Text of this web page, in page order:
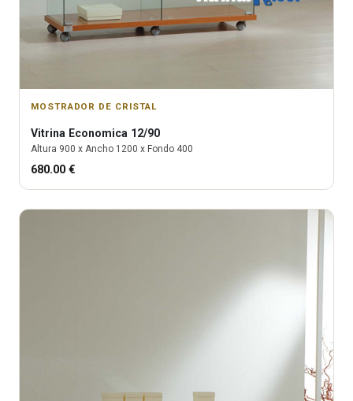
MOSTRADOR DE CRISTAL
Vitrina Economica 12/90
Altura 900 x Ancho 1200 x Fondo 400
680.00 €